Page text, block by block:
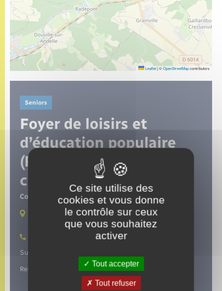
Seniors
Transports
Voirie et espace public
Leaflet|©OpenStreetMapcontributors
Seniors
Foyer de loisirs et
d’éducation populaire
(FLEP) de Vandrimare :
club des anciens
Contact : Mme Marcelle Virrontoin
Lieux de pratique :
Vandrimare
Suivez-nous sur :
Rencontres destinées aux séniors.
Ce site utilise des
cookies et vous donne
le contrôle sur ceux
que vous souhaitez
activer
Tout accepter
Tout refuser